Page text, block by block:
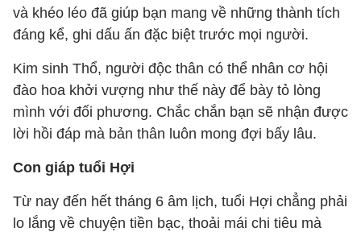
và khéo léo đã giúp bạn mang về những thành tích
đáng kể, ghi dấu ấn đặc biệt trước mọi người.
Kim sinh Thổ, người độc thân có thể nhân cơ hội
đào hoa khởi vượng như thế này để bày tỏ lòng
mình với đối phương. Chắc chắn bạn sẽ nhận được
lời hồi đáp mà bản thân luôn mong đợi bấy lâu.
Con giáp tuổi Hợi
Từ nay đến hết tháng 6 âm lịch, tuổi Hợi chẳng phải
lo lắng về chuyện tiền bạc, thoải mái chi tiêu mà